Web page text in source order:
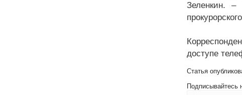
Зеленкин. –
доступе
Статья
Подписывайтесь